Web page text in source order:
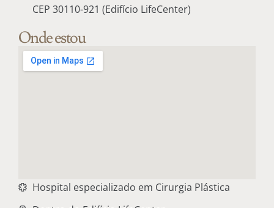
CEP 30110-921 (Edifício LifeCenter)
Onde estou
Hospital especializado em Cirurgia Plástica